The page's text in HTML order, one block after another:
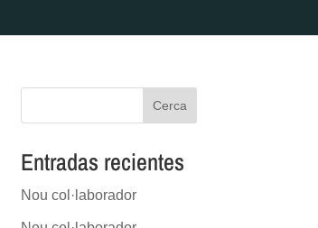
Cerca
Entradas recientes
Nou col·laborador